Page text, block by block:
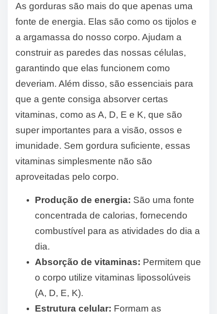
As gorduras são mais do que apenas uma
fonte de energia. Elas são como os tijolos e
a argamassa do nosso corpo. Ajudam a
construir as paredes das nossas células,
garantindo que elas funcionem como
deveriam. Além disso, são essenciais para
que a gente consiga absorver certas
vitaminas, como as A, D, E e K, que são
super importantes para a visão, ossos e
imunidade. Sem gordura suficiente, essas
vitaminas simplesmente não são
aproveitadas pelo corpo.
Produção de energia: São uma fonte
concentrada de calorias, fornecendo
combustível para as atividades do dia a
dia.
Absorção de vitaminas: Permitem que
o corpo utilize vitaminas lipossolúveis
(A, D, E, K).
Estrutura celular: Formam as